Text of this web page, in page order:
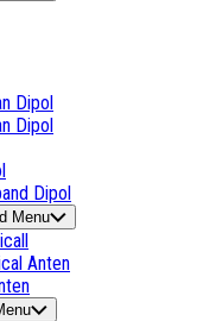
Dipol
Dipol
Dipol
Menu
Anten